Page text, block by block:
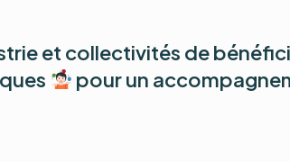
et collectivités de
pour un